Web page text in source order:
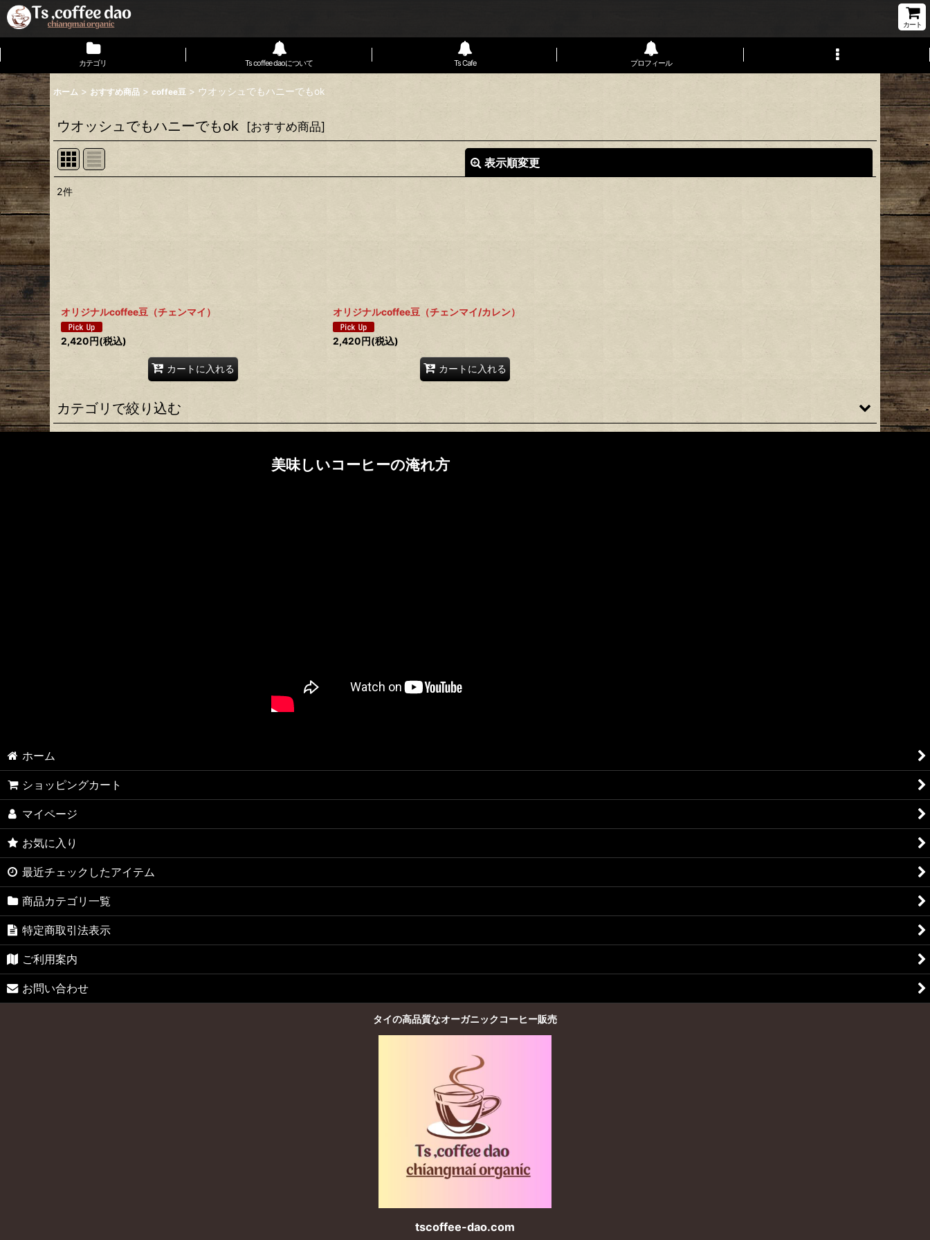
カート
カテゴリ Ts coffee daoについて Ts Cafe プロフィール
ホーム > おすすめ商品 > coffee豆 > ウオッシュでもハニーでもok
ウオッシュでもハニーでもok [おすすめ商品]
表示順変更
2件
オリジナルcoffee豆（チェンマイ）
2,420 円(税込)
カートに入れる
オリジナルcoffee豆（チェンマイ/カレン）
2,420 円(税込)
カートに入れる
カテゴリで絞り込む
美味しいコーヒーの淹れ方
ホーム
ショッピングカート
マイページ
お気に入り
最近チェックしたアイテム
商品カテゴリ一覧
特定商取引法表示
ご利用案内
お問い合わせ
タイの高品質なオーガニックコーヒー販売
tscoffee-dao.com